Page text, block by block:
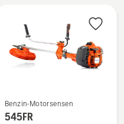
Mehr
Benzin-Motorsensen
545FR